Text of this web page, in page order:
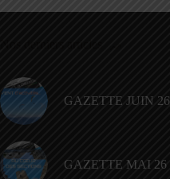
GAZETTE JUIN 26
GAZETTE MAI 26